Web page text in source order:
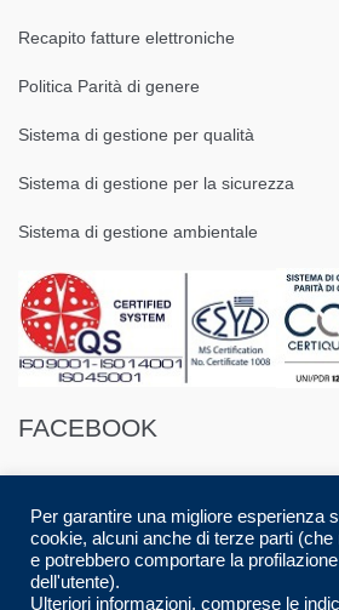
Recapito fatture elettroniche
Politica Parità di genere
Sistema di gestione per qualità
Sistema di gestione per la sicurezza
Sistema di gestione ambientale
FACEBOOK
© 2016 Spazio88 S.r.l. p.i. 08283280017 |
Per garantire una migliore esperienza
cookie, alcuni anche di terze parti (che
e potrebbero comportare la
dell'utente).
Ulteriori informazioni, comprese le